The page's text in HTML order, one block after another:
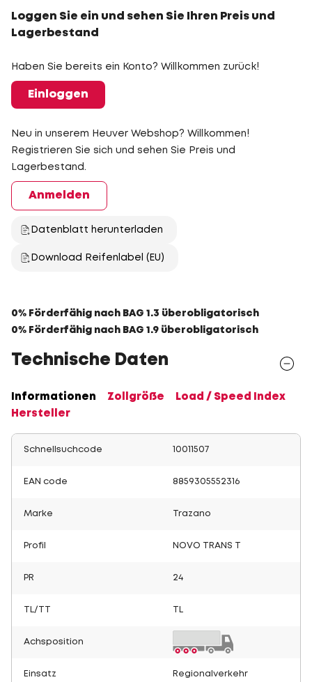
Loggen Sie ein und sehen Sie Ihren Preis und
Lagerbestand
Haben Sie bereits ein Konto? Willkommen zurück!
Einloggen
Neu in unserem Heuver Webshop? Willkommen!
Registrieren Sie sich und sehen Sie Preis und
Lagerbestand.
Anmelden
Datenblatt herunterladen
Download Reifenlabel (EU)
0% Förderfähig nach BAG 1.3 überobligatorisch
0% Förderfähig nach BAG 1.9 überobligatorisch
Technische Daten
Informationen Zollgröße
Load / Speed Index
Hersteller
Schnellsuchcode 10011507
EAN code 8859305552316
Marke Trazano
Profil NOVO TRANS T
PR 24
TL/TT
Achsposition
Einsatz Regionalverkehr